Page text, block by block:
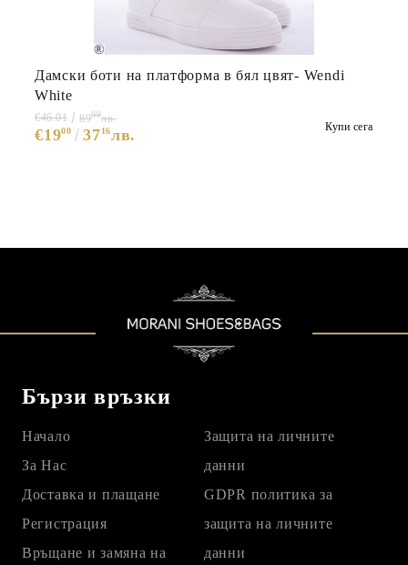
Дамски боти на платформа в бял цвят- Wendi
White
€1900 3716лв.
€46.01 8999лв.
Купи сега
Бързи връзки
Начало
За Нас
Доставка и плащане
Регистрация
Връщане и замяна на
Защита на личните
данни
GDPR политика за
защита на личните
данни